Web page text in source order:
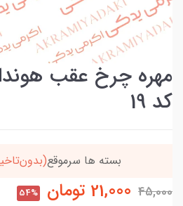
کد 19
بسته ها سرموقع
45,000
21,000 تومان 54%